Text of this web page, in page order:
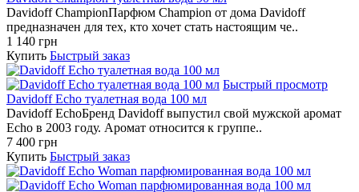
Davidoff ChampionПарфюм Champion от дома Davidoff
предназначен для тех, кто хочет стать настоящим че..
1 140 грн
Купить Быстрый заказ
Быстрый просмотр
Davidoff Echo туалетная вода 100 мл
Davidoff EchoБренд Davidoff выпустил свой мужской аромат
Echo в 2003 году. Аромат относится к группе..
7 400 грн
Купить Быстрый заказ